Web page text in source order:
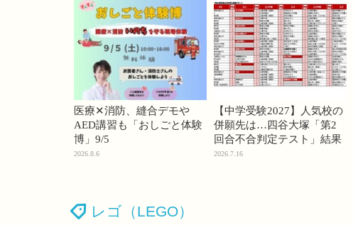
医療✕消防、縫合デモや
AED講習も「おしごと体験
博」9/5
2026.8.6
【中学受験2027】人気校の
併願先は…四谷大塚「第2
回合不合判定テスト」結果
2026.7.16
レゴ（LEGO）